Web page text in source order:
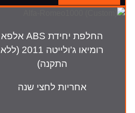
החלפת יחידת ABS אלפא
רומיאו ג'ולייטה 2011 (ללא
התקנה)
אחריות לחצי שנה